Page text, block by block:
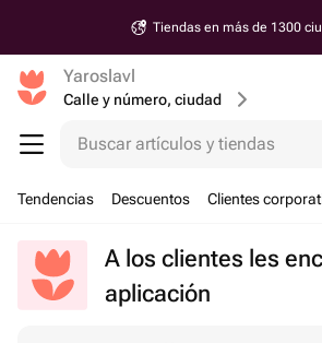
Tiendas en más de 1300
Yaroslavl
Calle y número, ciudad
Buscar artículos y tiendas
Tendencias Descuentos Clientes
A los clientes les
aplicación